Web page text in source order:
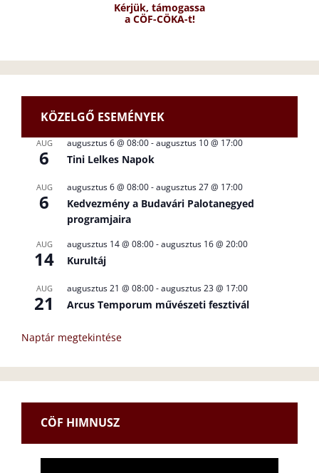
Kérjük, támogassa
a CÖF-CÖKA-t!
KÖZELGŐ ESEMÉNYEK
AUG
6
augusztus 6 @ 08:00-augusztus 10 @ 17:00
Tini Lelkes Napok
AUG
6
augusztus 6 @ 08:00-augusztus 27 @ 17:00
Kedvezmény a Budavári Palotanegyed
programjaira
AUG
14
augusztus 14 @ 08:00-augusztus 16 @ 20:00
Kurultáj
AUG
21
augusztus 21 @ 08:00-augusztus 23 @ 17:00
Arcus Temporum művészeti fesztivál
Naptár megtekintése
CÖF HIMNUSZ